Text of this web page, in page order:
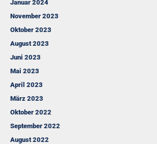
Januar 2024
November 2023
Oktober 2023
August 2023
Juni 2023
Mai 2023
April 2023
März 2023
Oktober 2022
September 2022
August 2022